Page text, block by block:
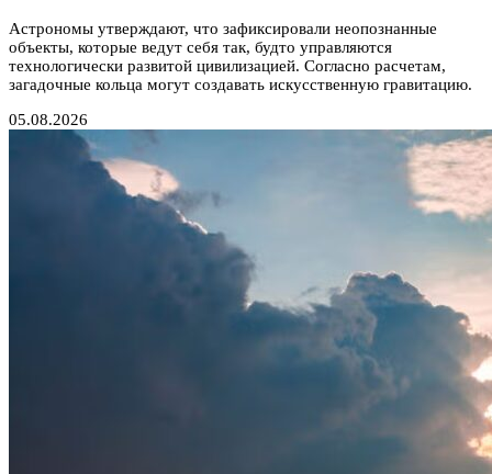
Астрономы утверждают, что зафиксировали неопознанные
объекты, которые ведут себя так, будто управляются
технологически развитой цивилизацией. Согласно расчетам,
загадочные кольца могут создавать искусственную гравитацию.
05.08.2026